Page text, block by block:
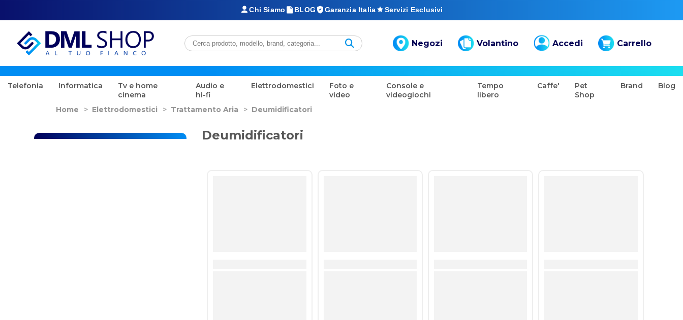
Chi Siamo BLOG Garanzia Italia Servizi Esclusivi
Negozi Volantino Accedi Carrello
Telefonia Informatica
Tv e home
cinema
Audio e
hi-fi
Elettrodomestici
Foto e
video
Console e
videogiochi
Tempo
libero
Caffe'
Pet
Shop
Brand Blog
Home > Elettrodomestici > Trattamento Aria > Deumidificatori
Deumidificatori